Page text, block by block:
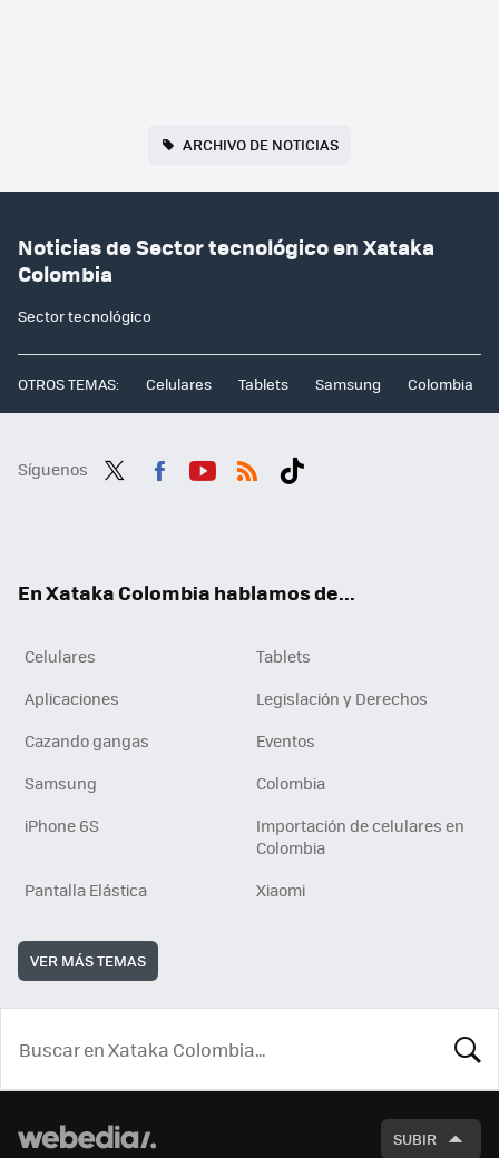
ARCHIVO DE NOTICIAS
Noticias de Sector tecnológico en Xataka
Colombia
Sector tecnológico
OTROS TEMAS: Celulares Tablets Samsung Colombia
Síguenos
En Xataka Colombia hablamos de...
Celulares
Tablets
Aplicaciones
Legislación y Derechos
Cazando gangas
Eventos
Samsung
Colombia
iPhone 6S
Importación de celulares en
Colombia
Pantalla Elástica
Xiaomi
VER MÁS TEMAS
SUBIR